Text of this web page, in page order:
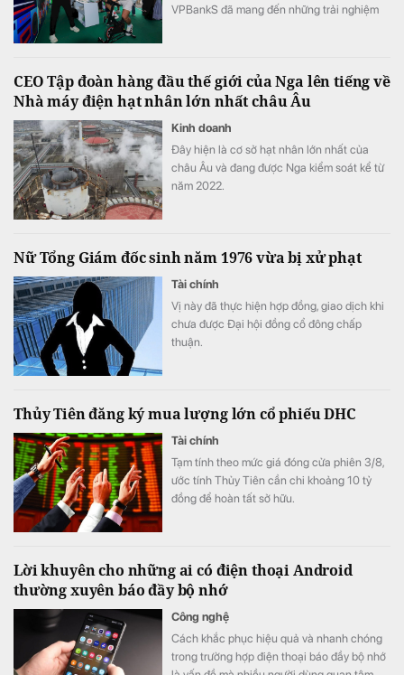
VPBankS đã mang đến những trải nghiệm
Invest.
CEO Tập đoàn hàng đầu thế giới của Nga lên tiếng về
Nhà máy điện hạt nhân lớn nhất châu Âu
Kinh doanh
Đây hiện là cơ sở hạt nhân lớn nhất của
châu Âu và đang được Nga kiểm soát kể từ
năm 2022.
Nữ Tổng Giám đốc sinh năm 1976 vừa bị xử phạt
Tài chính
Vị này đã thực hiện hợp đồng, giao dịch khi
chưa được Đại hội đồng cổ đông chấp
thuận.
Thủy Tiên đăng ký mua lượng lớn cổ phiếu DHC
Tài chính
Tạm tính theo mức giá đóng cửa phiên 3/8,
ước tính Thủy Tiên cần chi khoảng 10 tỷ
đồng để hoàn tất sở hữu.
Lời khuyên cho những ai có điện thoại Android
thường xuyên báo đầy bộ nhớ
Công nghệ
Cách khắc phục hiệu quả và nhanh chóng
trong trường hợp điện thoại báo đầy bộ nhớ